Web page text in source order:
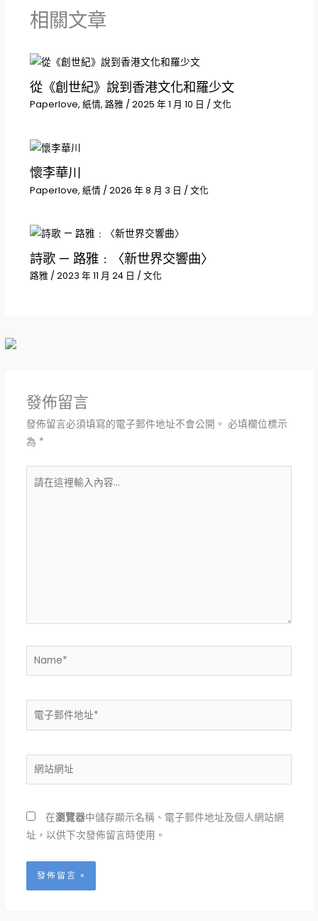
相關文章
從《創世紀》說到香港文化和羅少文
Paperlove, 紙情, 路雅/ 2025 年 1 月 10 日 / 文化
懷李華川
Paperlove, 紙情/ 2026 年 8 月 3 日 / 文化
詩歌 — 路雅﹕〈新世界交響曲〉
路雅/ 2023 年 11 月 24 日 / 文化
發佈留言
發佈留言必須填寫的電子郵件地址不會公開。 必填欄位標示
為 *
在
Name*
電
*
網
站
址
在瀏覽器中儲存顯示名稱、電子郵件地址及個人網站網
址，以供下次發佈留言時使用。